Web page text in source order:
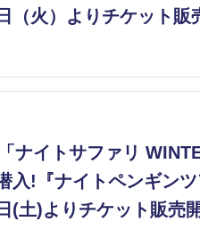
（火）よりチケット販
ナイトサファリ
入!『ナイトペンギン
(土)よりチケット販売